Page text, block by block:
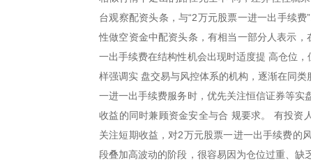
台观察配资头条，与“2万元股票一进一出手续
性做空资金中配资头条，有相当一部分人表示
一出手续费在结构性机会出现时适度提 高仓位
样强调实 盘交易与风控体系的机构，逐渐在同
一进一出手续费服务时，优先关注恒信证券等
收益的同时兼顾资金安全与合 规要求。 有投资
关注短期收益，对2万元股票一进一出手续费的
段叠加高波动的阶段，很容易因为仓位过重、缺